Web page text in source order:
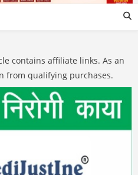
contains affiliate links. As an
from qualifying purchases.